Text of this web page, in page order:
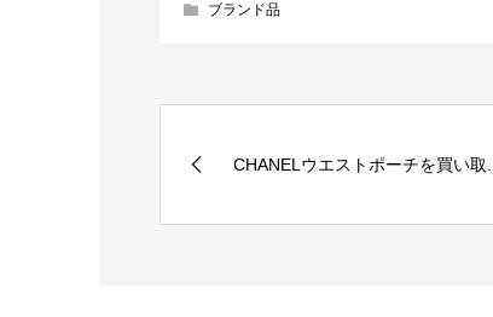
ブランド品
CHANELウエストポーチを買い取...